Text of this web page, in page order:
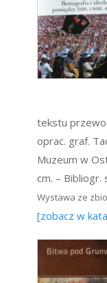
tekstu
oprac. graf.
Muzeum w
cm. –
Wystawa ze
[zobacz w